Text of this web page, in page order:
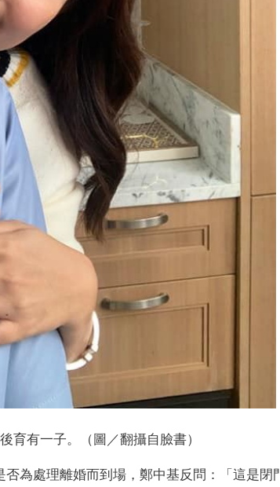
育有一子。（圖／翻攝自臉書）
為處理離婚而到場，鄭中基反問：「這是閉